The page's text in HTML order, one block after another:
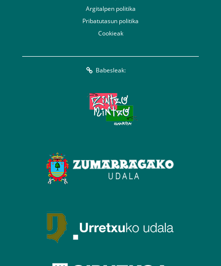
Argitalpen politika
Pribatutasun politika
Cookieak
Babesleak: